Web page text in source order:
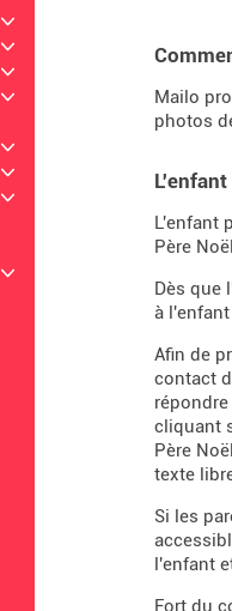
+
+
+
+
+
+
+
+
Mailo
photos
L'enfant
Père
Dès que
à
Afin de
contact
cliquant
Père
texte
Si les
l'enfant
Fort du